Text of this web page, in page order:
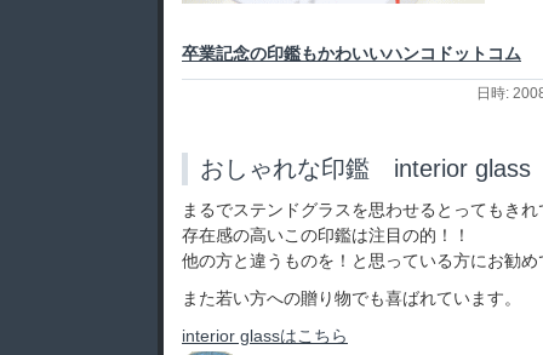
卒業記念の印鑑もかわいいハンコドットコム
日時:
おしゃれな印鑑 interior glass
まるでステンドグラスを思わせるとってもき
存在感の高いこの印鑑は注目の的！！
他の方と違うものを！と思っている方にお勧め
また若い方への贈り物でも喜ばれています。
interior glassはこちら